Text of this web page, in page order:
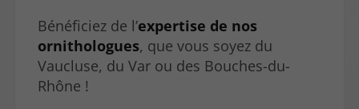
Bénéficiez de l’expertise de nos
ornithologues, que vous soyez du
Vaucluse, du Var ou des Bouches-du-
Rhône !